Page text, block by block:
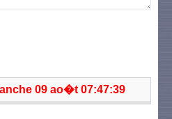
09 ao�t 07:47:39